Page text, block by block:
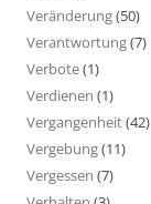
Veränderung(50)
Verantwortung(7)
Verbote(1)
Verdienen (1)
Vergangenheit(42)
Vergebung(11)
Vergessen (7)